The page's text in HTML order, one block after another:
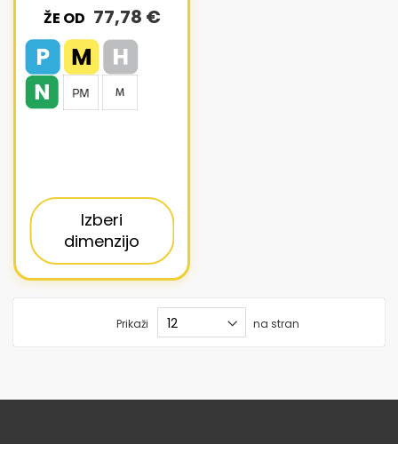
ŽE OD 77,78 €
Izberi
dimenzijo
Prikaži na stran